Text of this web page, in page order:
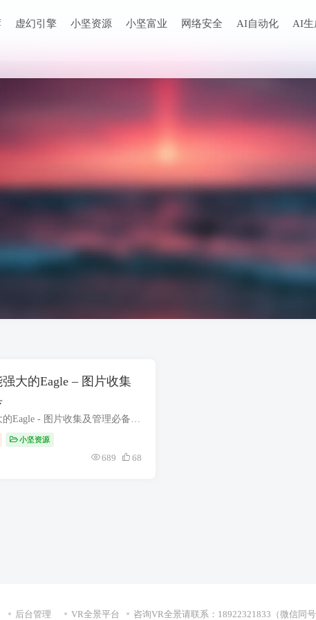
虚幻引擎 小坚资源 小坚富业 网络安全 AI自动化 AI生
大的Eagle – 图片收集
小坚资源
689 68
后台管理 VR全景平台 咨询VR全景请联系：18922321833（微信同